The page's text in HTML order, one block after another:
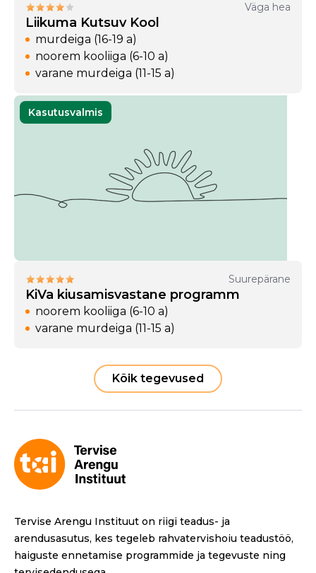
Väga hea
Liikuma Kutsuv Kool
murdeiga (16-19 a)
noorem kooliiga (6-10 a)
varane murdeiga (11-15 a)
Kasutusvalmis
Suurepärane
KiVa kiusamisvastane programm
noorem kooliiga (6-10 a)
varane murdeiga (11-15 a)
Kõik tegevused
Tervise Arengu Instituut on riigi teadus- ja
arendusasutus, kes tegeleb rahvatervishoiu teadustöö,
haiguste ennetamise programmide ja tegevuste ning